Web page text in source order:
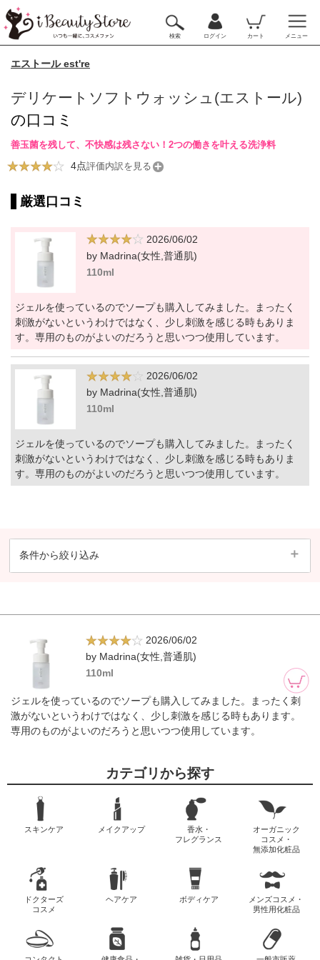
検索 ログイン カート メニュー
エストール est're
デリケートソフトウォッシュ(エストール)
の口コミ
善玉菌を残して、不快感は残さない！2つの働きを叶える洗浄料
4点評価内訳を見る
厳選口コミ
2026/06/02
by Madrina(女性,普通肌)
110ml
ジェルを使っているのでソープも購入してみました。まったく
刺激がないというわけではなく、少し刺激を感じる時もありま
す。専用のものがよいのだろうと思いつつ使用しています。
2026/06/02
by Madrina(女性,普通肌)
110ml
ジェルを使っているのでソープも購入してみました。まったく
刺激がないというわけではなく、少し刺激を感じる時もありま
す。専用のものがよいのだろうと思いつつ使用しています。
条件から絞り込み
2026/06/02
by Madrina(女性,普通肌)
110ml
ジェルを使っているのでソープも購入してみました。まったく刺
激がないというわけではなく、少し刺激を感じる時もあります。
専用のものがよいのだろうと思いつつ使用しています。
カテゴリから探す
スキンケア メイクアップ
香水・
フレグランス
オーガニック
コスメ・
無添加化粧品
ドクターズ
コスメ
ヘアケア ボディケア
メンズコスメ・
男性用化粧品